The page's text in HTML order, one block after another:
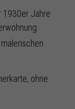
1930er Jahre
ohne